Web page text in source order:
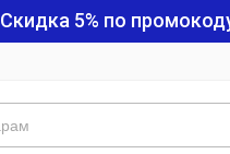
Скидка 5% по